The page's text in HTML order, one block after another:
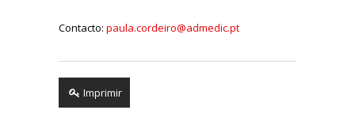
Contacto: paula.cordeiro@admedic.pt
Imprimir